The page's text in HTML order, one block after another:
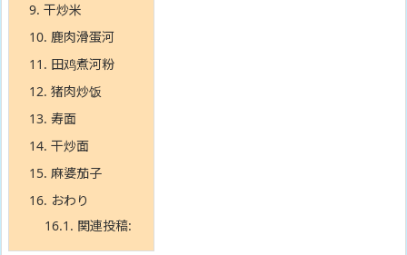
9. 干炒米
10. 鹿肉滑蛋河
11. 田鸡煮河粉
12. 猪肉炒饭
13. 寿面
14. 干炒面
15. 麻婆茄子
16. おわり
16.1. 関連投稿: